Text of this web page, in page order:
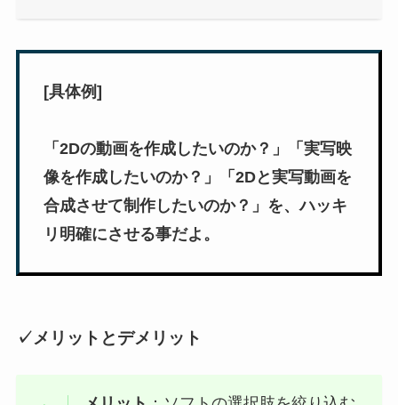
[具体例]
「2Dの動画を作成したいのか？」「実写映
像を作成したいのか？」「2Dと実写動画を
合成させて制作したいのか？」を、ハッキ
リ明確にさせる事だよ。
✓メリットとデメリット